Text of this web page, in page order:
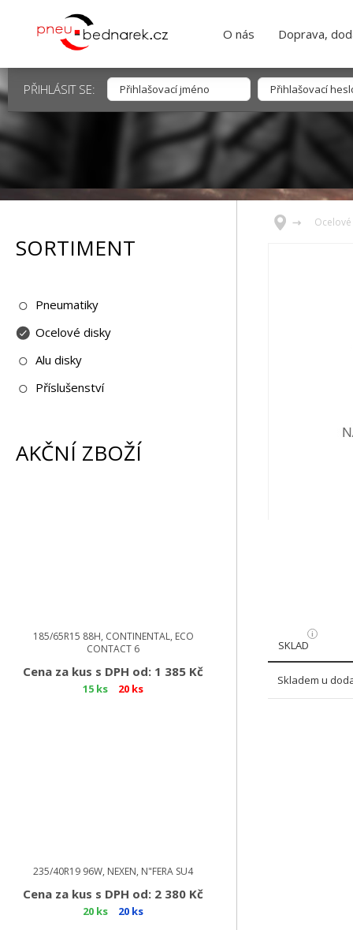
O nás Doprava,
PŘIHLÁSIT SE:
SORTIMENT
Pneumatiky
Ocelové disky
Alu disky
Příslušenství
AKČNÍ ZBOŽÍ
185/65R15 88H, CONTINENTAL, ECO
CONTACT 6
Cena za kus s DPH od: 1 385 Kč
15 ks 20 ks
235/40R19 96W, NEXEN, N"FERA SU4
Cena za kus s DPH od: 2 380 Kč
20 ks 20 ks
SKLAD
Skladem u